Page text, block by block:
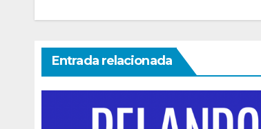
Entrada relacionada